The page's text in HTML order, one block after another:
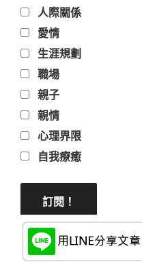
人際關係
愛情
生涯規劃
職場
親子
親情
心理界限
自我療癒